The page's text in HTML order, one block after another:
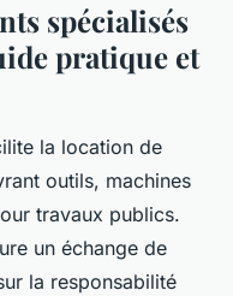
spécialisés
pratique et
la location de
outils, machines
travaux publics.
un échange de
la responsabilité